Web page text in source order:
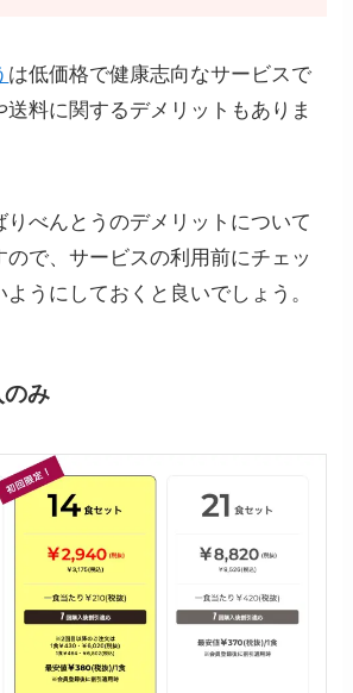
は低価格で健康志向なサービスで
料に関するデメリットもありま
りべんとうのデメリットについて
ので、サービスの利用前にチェッ
うにしておくと良いでしょう。
み